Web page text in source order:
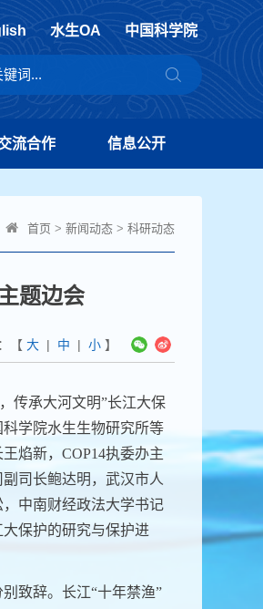
水生OA 中国科学院
流合作 信息公开
首页 > 新闻动态 > 科研动态
题边会
【 大| 中 | 小】
传承大河文明”长江大保
学院水生生物研究所等
焰新， COP14执委办主
司长鲍达明，武汉市人
中南财经政法大学书记
保护的研究与保护进
致辞。长江“十年禁渔”